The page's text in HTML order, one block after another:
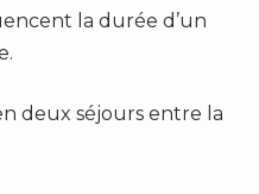
la durée d’un
deux séjours entre la